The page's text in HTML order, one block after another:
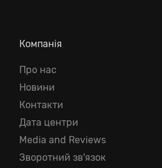
Компанія
Про нас
Новини
Контакти
Дата центри
Media and Reviews
Зворотний зв'язок